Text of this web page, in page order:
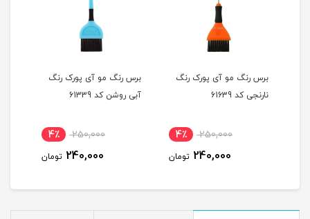
برس رنگ مو آی پورک رنگ
نارنجی کد 61639
250,000 4٪
240,000 تومان
برس رنگ مو آی پورک رنگ
آبی روشن کد 61339
250,000 4٪
240,000 تومان